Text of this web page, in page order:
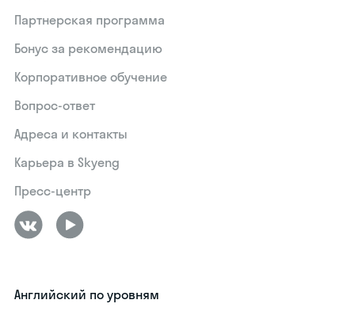
Партнерская программа
Бонус за рекомендацию
Корпоративное обучение
Вопрос-ответ
Адреса и контакты
Карьера в Skyeng
Пресс-центр
Английский по уровням